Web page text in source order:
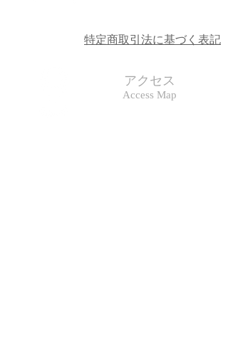
特定商取引法に基づく表記
アクセス
Access Map